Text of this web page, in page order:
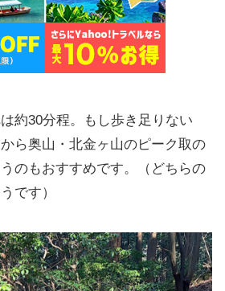
約30分程。もし歩き足りない
ら奥山・北金ヶ山のピーク取の
のもおすすめです。（どちらの
です）